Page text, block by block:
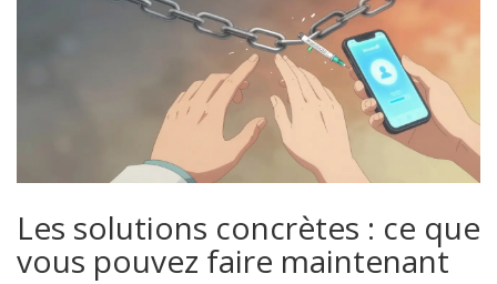
Les solutions concrètes : ce que
vous pouvez faire maintenant